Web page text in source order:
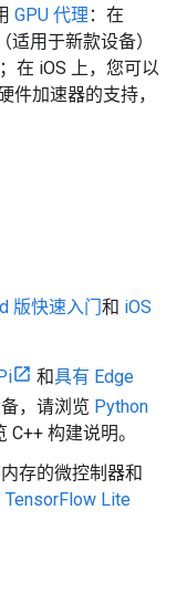
GPU 代理 ：在
（适用于新款设备）
在 iOS 上，您可以
件加速器的支持，
版快速入门和 iOS
和具有 Edge
，请浏览 Python
C++ 构建说明。
存的微控制器和
Lite